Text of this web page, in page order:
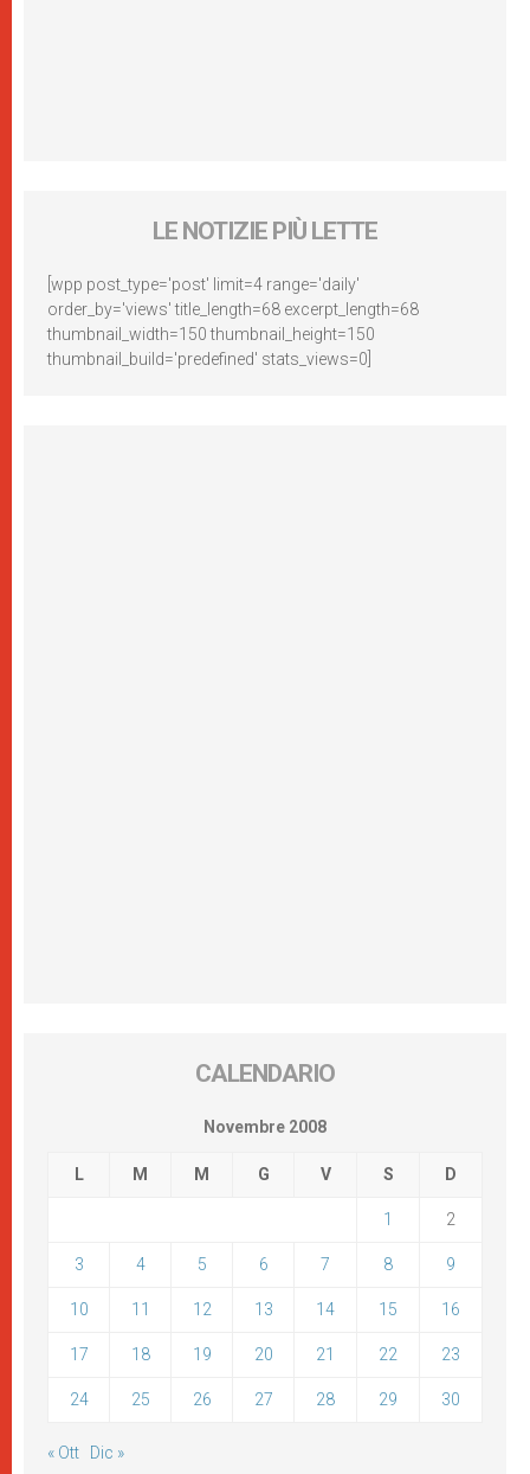
LE NOTIZIE PIÙ LETTE
[wpp post_type='post' limit=4 range='daily'
order_by='views' title_length=68 excerpt_length=68
thumbnail_width=150 thumbnail_height=150
thumbnail_build='predefined' stats_views=0]
CALENDARIO
Novembre 2008
L M M G V S D
1 2
3 4 5 6 7 8 9
10 11 12 13 14 15 16
17 18 19 20 21 22 23
24 25 26 27 28 29 30
« Ott Dic »